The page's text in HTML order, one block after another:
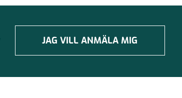
JAG VILL ANMÄLA MIG